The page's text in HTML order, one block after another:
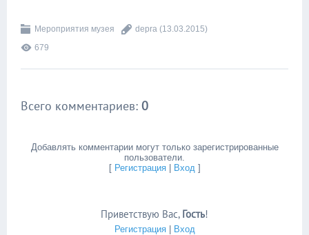
Мероприятия музея depra (13.03.2015)
679
Всего комментариев: 0
Добавлять комментарии могут только зарегистрированные
пользователи.
[ Регистрация| Вход]
Приветствую Вас, Гость!
Регистрация| Вход